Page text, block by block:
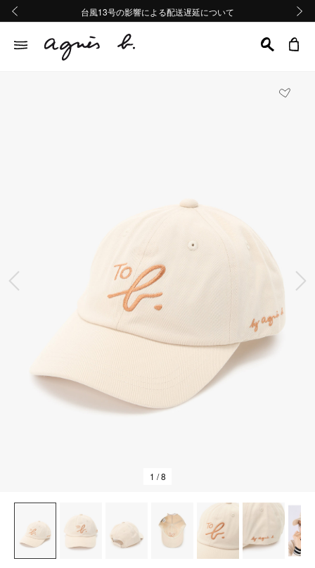
熊本地域地震の影響による配送遅延について
Summer Sale 2buy10%OFF!!
台風13号の影響による配送遅延について
熊本地域地震の影響による配送遅延について
Summer Sale 2buy10%OFF!!
前の画像
1 / 8